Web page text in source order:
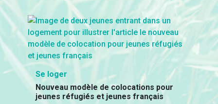
Se loger
Nouveau modèle de colocations pour
jeunes réfugiés et jeunes français